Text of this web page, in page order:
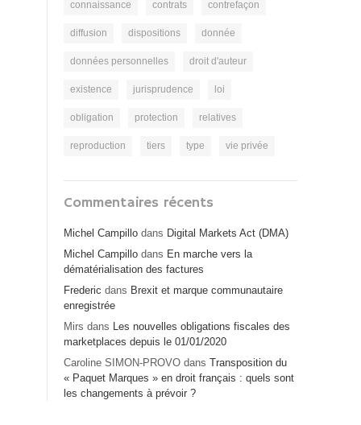
connaissance contrats contrefaçon
diffusion dispositions donnée
données personnelles droit d'auteur
existence jurisprudence loi
obligation protection relatives
reproduction tiers type vie privée
Commentaires récents
Michel Campillo dans Digital Markets Act (DMA)
Michel Campillo dans En marche vers la
dématérialisation des factures
Frederic dans Brexit et marque communautaire
enregistrée
Mirs dans Les nouvelles obligations fiscales des
marketplaces depuis le 01/01/2020
Caroline SIMON-PROVO dans Transposition du
« Paquet Marques » en droit français : quels sont
les changements à prévoir ?